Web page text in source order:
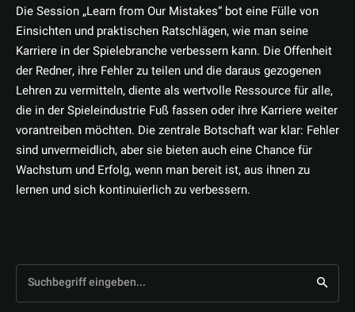
Die Session „Learn from Our Mistakes“ bot eine Fülle von
Einsichten und praktischen Ratschlägen, wie man seine
Karriere in der Spielebranche verbessern kann. Die Offenheit
der Redner, ihre Fehler zu teilen und die daraus gezogenen
Lehren zu vermitteln, diente als wertvolle Ressource für alle,
die in der Spieleindustrie Fuß fassen oder ihre Karriere weiter
vorantreiben möchten. Die zentrale Botschaft war klar: Fehler
sind unvermeidlich, aber sie bieten auch eine Chance für
Wachstum und Erfolg, wenn man bereit ist, aus ihnen zu
lernen und sich kontinuierlich zu verbessern.
Suchbegriff eingeben...